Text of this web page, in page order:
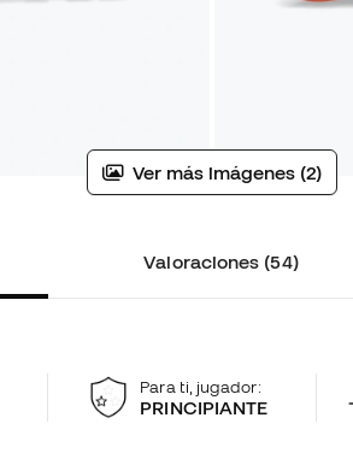
Ver más imágenes (2)
Valoraciones (54)
Para ti, jugador:
PRINCIPIANTE